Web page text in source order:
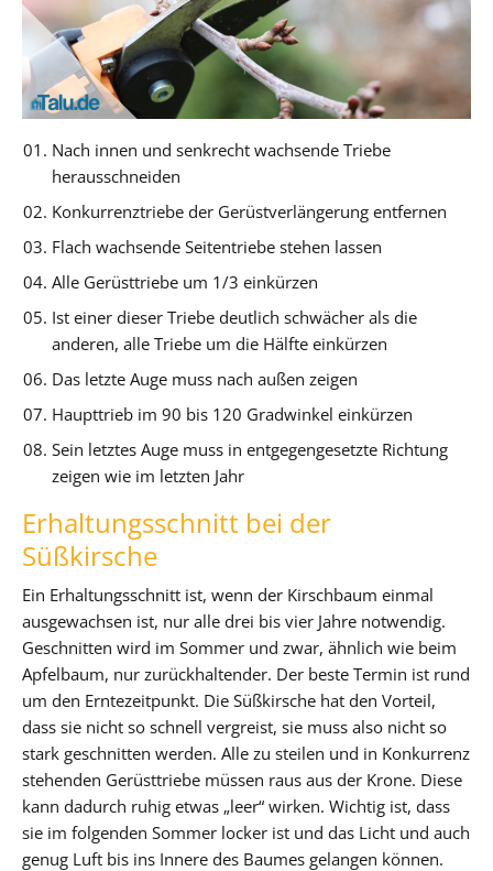
Nach innen und senkrecht wachsende Triebe
herausschneiden
Konkurrenztriebe der Gerüstverlängerung entfernen
Flach wachsende Seitentriebe stehen lassen
Alle Gerüsttriebe um 1/3 einkürzen
Ist einer dieser Triebe deutlich schwächer als die
anderen, alle Triebe um die Hälfte einkürzen
Das letzte Auge muss nach außen zeigen
Haupttrieb im 90 bis 120 Gradwinkel einkürzen
Sein letztes Auge muss in entgegengesetzte Richtung
zeigen wie im letzten Jahr
Erhaltungsschnitt bei der
Süßkirsche
Ein Erhaltungsschnitt ist, wenn der Kirschbaum einmal
ausgewachsen ist, nur alle drei bis vier Jahre notwendig.
Geschnitten wird im Sommer und zwar, ähnlich wie beim
Apfelbaum, nur zurückhaltender. Der beste Termin ist rund
um den Erntezeitpunkt. Die Süßkirsche hat den Vorteil,
dass sie nicht so schnell vergreist, sie muss also nicht so
stark geschnitten werden. Alle zu steilen und in Konkurrenz
stehenden Gerüsttriebe müssen raus aus der Krone. Diese
kann dadurch ruhig etwas „leer“ wirken. Wichtig ist, dass
sie im folgenden Sommer locker ist und das Licht und auch
genug Luft bis ins Innere des Baumes gelangen können.